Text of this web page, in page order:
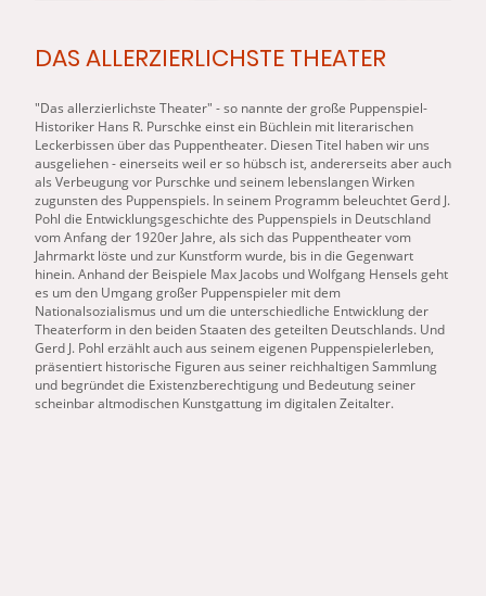
DAS ALLERZIERLICHSTE THEATER
"Das allerzierlichste Theater" - so nannte der große Puppenspiel-
Historiker Hans R. Purschke einst ein Büchlein mit literarischen
Leckerbissen über das Puppentheater. Diesen Titel haben wir uns
ausgeliehen - einerseits weil er so hübsch ist, andererseits aber auch
als Verbeugung vor Purschke und seinem lebenslangen Wirken
zugunsten des Puppenspiels. In seinem Programm beleuchtet Gerd J.
Pohl die Entwicklungsgeschichte des Puppenspiels in Deutschland
vom Anfang der 1920er Jahre, als sich das Puppentheater vom
Jahrmarkt löste und zur Kunstform wurde, bis in die Gegenwart
hinein. Anhand der Beispiele Max Jacobs und Wolfgang Hensels geht
es um den Umgang großer Puppenspieler mit dem
Nationalsozialismus und um die unterschiedliche Entwicklung der
Theaterform in den beiden Staaten des geteilten Deutschlands. Und
Gerd J. Pohl erzählt auch aus seinem eigenen Puppenspielerleben,
präsentiert historische Figuren aus seiner reichhaltigen Sammlung
und begründet die Existenzberechtigung und Bedeutung seiner
scheinbar altmodischen Kunstgattung im digitalen Zeitalter.